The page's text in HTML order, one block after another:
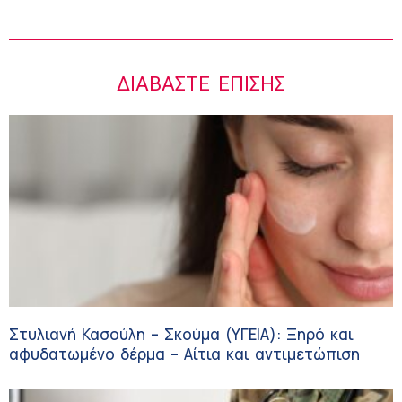
ΔΙΑΒΆΣΤΕ ΕΠΊΣΗΣ
Στυλιανή Κασούλη – Σκούμα (ΥΓΕΙΑ): Ξηρό και
αφυδατωμένο δέρμα – Αίτια και αντιμετώπιση